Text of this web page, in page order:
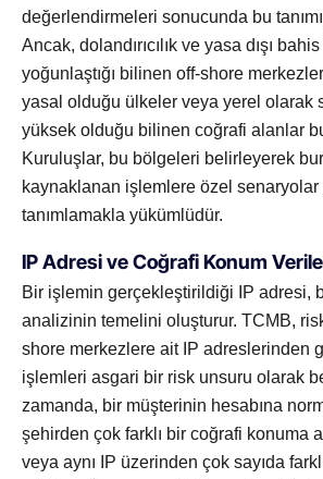
değerlendirmeleri sonucunda bu
Ancak, dolandırıcılık ve yasa dışı
yoğunlaştığı bilinen off-shore
yasal olduğu ülkeler veya yerel olarak
yüksek olduğu bilinen coğrafi alanlar
Kuruluşlar, bu bölgeleri belirleyerek
kaynaklanan işlemlere özel
tanımlamakla yükümlüdür.
IP Adresi ve Coğrafi Konum
Bir işlemin gerçekleştirildiği IP adresi,
analizinin temelini oluşturur. TCMB,
shore merkezlere ait IP adreslerinden
işlemleri asgari bir risk unsuru olarak
zamanda, bir müşterinin hesabına
şehirden çok farklı bir coğrafi konuma
veya aynı IP üzerinden çok sayıda